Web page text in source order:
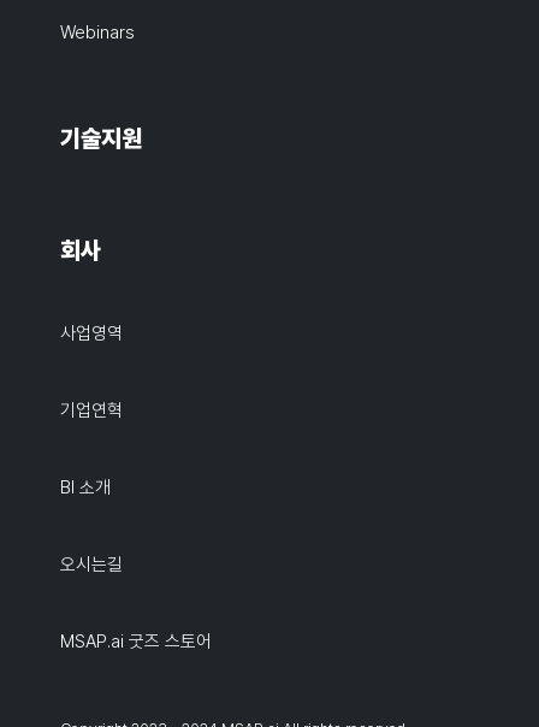
Webinars
기술지원
회사
사업영역
기업연혁
BI 소개
오시는길
MSAP.ai 굿즈 스토어